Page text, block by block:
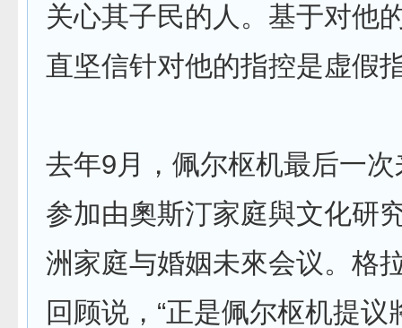
关心其子民的人。基于对他
直坚信针对他的指控是虚假
去年9月，佩尔枢机最后一
参加由奧斯汀家庭與文化研
洲家庭与婚姻未來会议。格
回顾说，“正是佩尔枢机提议